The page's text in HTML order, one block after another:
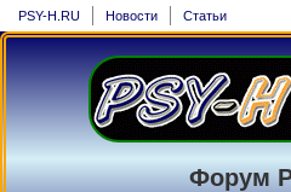
PSY-H.RU Новости Статьи
Форум